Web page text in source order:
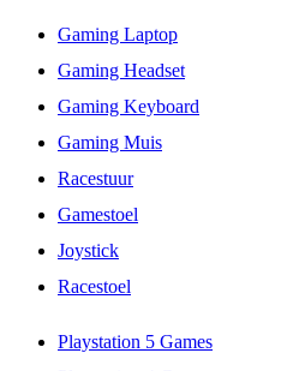
Gaming Laptop
Gaming Headset
Gaming Keyboard
Gaming Muis
Racestuur
Gamestoel
Joystick
Racestoel
Playstation 5 Games